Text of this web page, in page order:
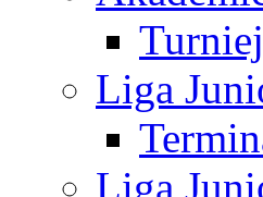
Liga
Liga